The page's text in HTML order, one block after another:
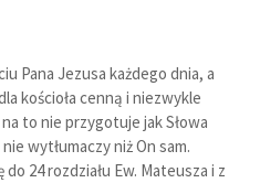
Pana Jezusa każdego dnia, a
kościoła cenną i niezwykle
to nie przygotuje jak Słowa
wytłumaczy niż On sam.
24 rozdziału Ew. Mateusza i z